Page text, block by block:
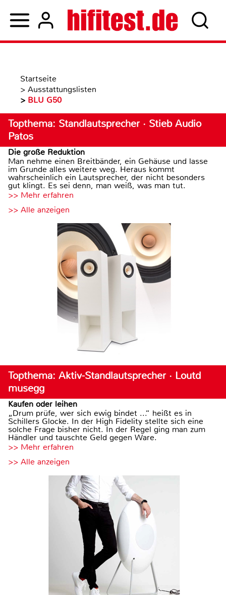
Startseite
> Ausstattungslisten
> BLU G50
Topthema: Standlautsprecher · Stieb Audio
Patos
Die große Reduktion
Man nehme einen Breitbänder, ein Gehäuse und lasse
im Grunde alles weitere weg. Heraus kommt
wahrscheinlich ein Lautsprecher, der nicht besonders
gut klingt. Es sei denn, man weiß, was man tut.
>> Mehr erfahren
>> Alle anzeigen
Topthema: Aktiv-Standlautsprecher · Loutd
musegg
Kaufen oder leihen
„Drum prüfe, wer sich ewig bindet ...“ heißt es in
Schillers Glocke. In der High Fidelity stellte sich eine
solche Frage bisher nicht. In der Regel ging man zum
Händler und tauschte Geld gegen Ware.
>> Mehr erfahren
>> Alle anzeigen